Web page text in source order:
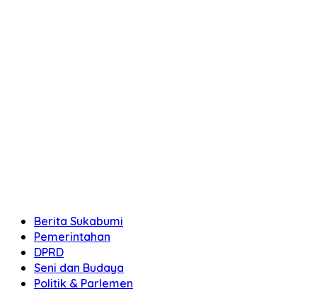
Berita Sukabumi
Pemerintahan
DPRD
Seni dan Budaya
Politik & Parlemen